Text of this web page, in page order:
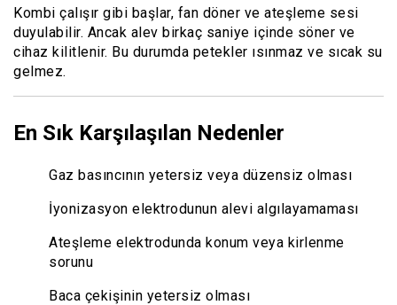
Kombi çalışır gibi başlar, fan döner ve ateşleme sesi
duyulabilir. Ancak alev birkaç saniye içinde söner ve
cihaz kilitlenir. Bu durumda petekler ısınmaz ve sıcak su
gelmez.
En Sık Karşılaşılan Nedenler
Gaz basıncının yetersiz veya düzensiz olması
İyonizasyon elektrodunun alevi algılayamaması
Ateşleme elektrodunda konum veya kirlenme
sorunu
Baca çekişinin yetersiz olması